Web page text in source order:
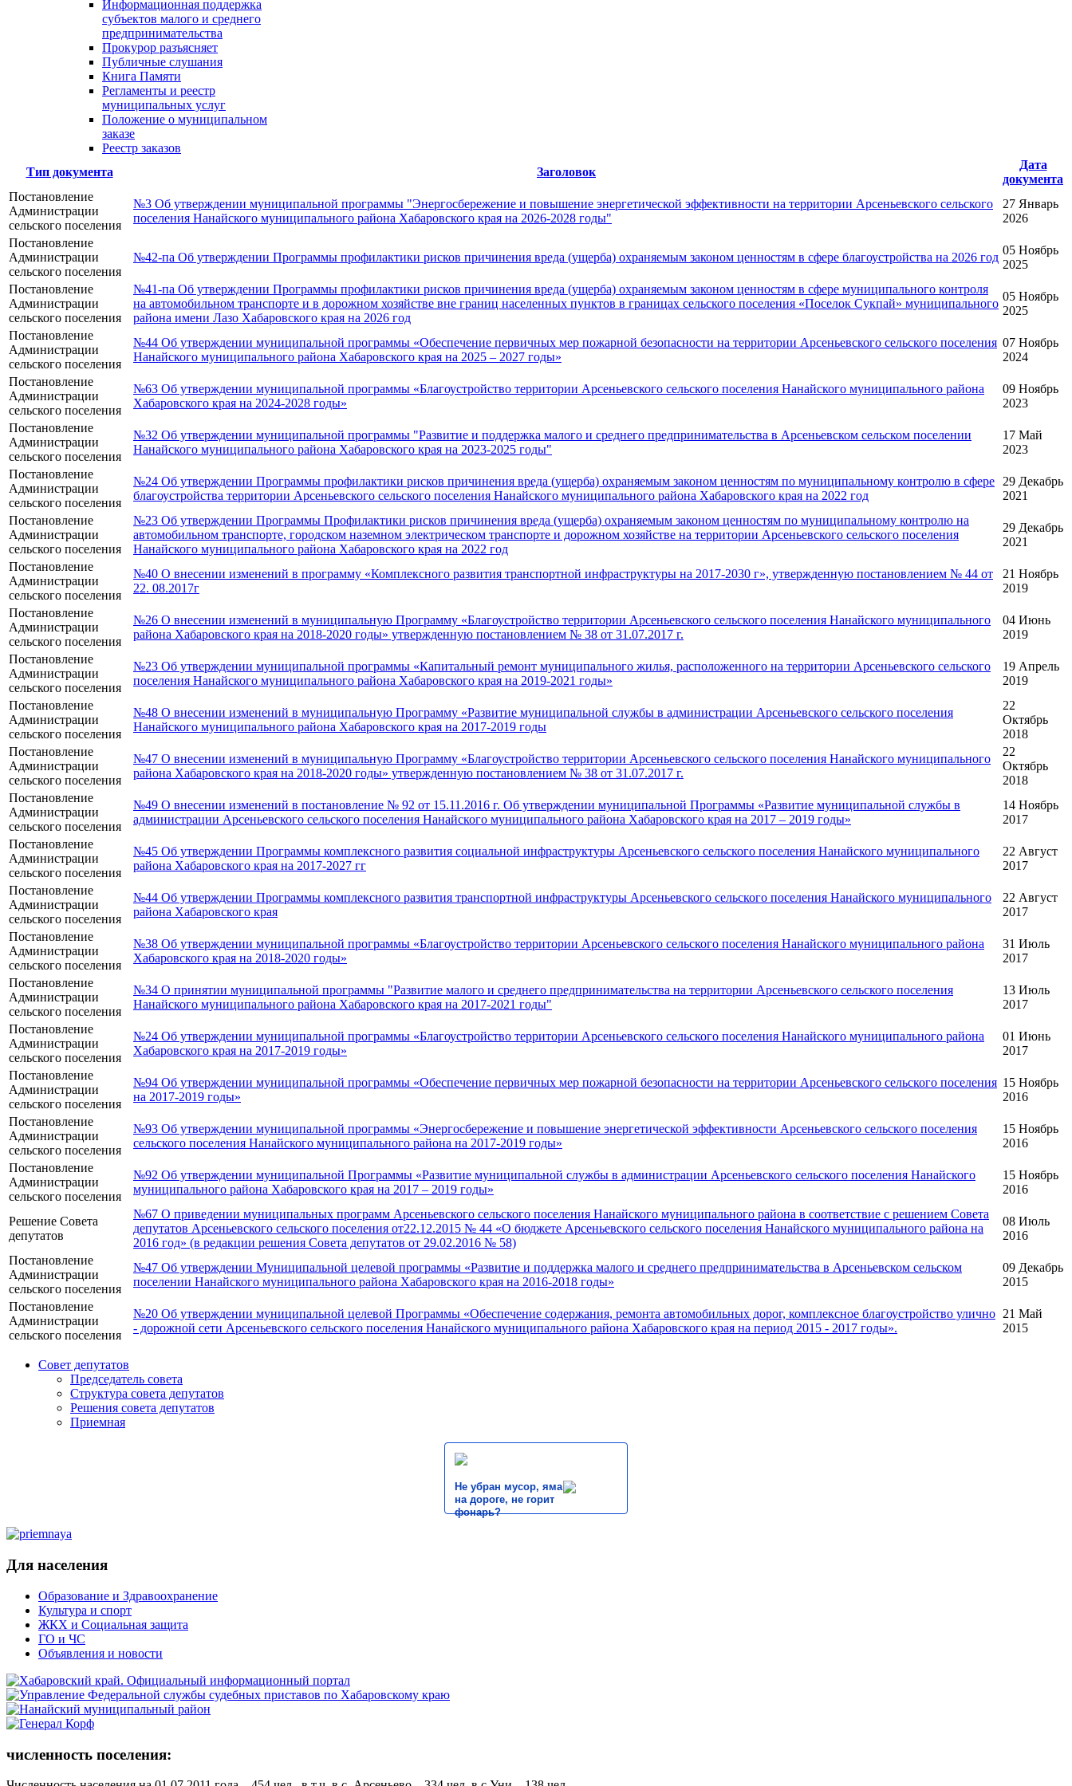
Информационная поддержка
субъектов малого и среднего
предпринимательства
Прокурор разъясняет
Публичные слушания
Книга Памяти
Регламенты и реестр
муниципальных услуг
Положение о муниципальном
заказе
Реестр заказов
Тип документа Заголовок
Дата
документа
Постановление
Администрации
сельского поселения
№3 Об утверждении муниципальной программы "Энергосбережение и повышение энергетической эффективности на территории Арсеньевского сельского
поселения Нанайского муниципального района Хабаровского края на 2026-2028 годы"
27 Январь
2026
Постановление
Администрации
сельского поселения
№42-па Об утверждении Программы профилактики рисков причинения вреда (ущерба) охраняемым законом ценностям в сфере благоустройства на 2026 год
05 Ноябрь
2025
Постановление
Администрации
сельского поселения
№41-па Об утверждении Программы профилактики рисков причинения вреда (ущерба) охраняемым законом ценностям в сфере муниципального контроля
на автомобильном транспорте и в дорожном хозяйстве вне границ населенных пунктов в границах сельского поселения «Поселок Сукпай» муниципального
района имени Лазо Хабаровского края на 2026 год
05 Ноябрь
2025
Постановление
Администрации
сельского поселения
№44 Об утверждении муниципальной программы «Обеспечение первичных мер пожарной безопасности на территории Арсеньевского сельского поселения
Нанайского муниципального района Хабаровского края на 2025 – 2027 годы»
07 Ноябрь
2024
Постановление
Администрации
сельского поселения
№63 Об утверждении муниципальной программы «Благоустройство территории Арсеньевского сельского поселения Нанайского муниципального района
Хабаровского края на 2024-2028 годы»
09 Ноябрь
2023
Постановление
Администрации
сельского поселения
№32 Об утверждении муниципальной программы "Развитие и поддержка малого и среднего предпринимательства в Арсеньевском сельском поселении
Нанайского муниципального района Хабаровского края на 2023-2025 годы"
17 Май
2023
Постановление
Администрации
сельского поселения
№24 Об утверждении Программы профилактики рисков причинения вреда (ущерба) охраняемым законом ценностям по муниципальному контролю в сфере
благоустройства территории Арсеньевского сельского поселения Нанайского муниципального района Хабаровского края на 2022 год
29 Декабрь
2021
Постановление
Администрации
сельского поселения
№23 Об утверждении Программы Профилактики рисков причинения вреда (ущерба) охраняемым законом ценностям по муниципальному контролю на
автомобильном транспорте, городском наземном электрическом транспорте и дорожном хозяйстве на территории Арсеньевского сельского поселения
Нанайского муниципального района Хабаровского края на 2022 год
29 Декабрь
2021
Постановление
Администрации
сельского поселения
№40 О внесении изменений в программу «Комплексного развития транспортной инфраструктуры на 2017-2030 г», утвержденную постановлением № 44 от
22. 08.2017г
21 Ноябрь
2019
Постановление
Администрации
сельского поселения
№26 О внесении изменений в муниципальную Программу «Благоустройство территории Арсеньевского сельского поселения Нанайского муниципального
района Хабаровского края на 2018-2020 годы» утвержденную постановлением № 38 от 31.07.2017 г.
04 Июнь
2019
Постановление
Администрации
сельского поселения
№23 Об утверждении муниципальной программы «Капитальный ремонт муниципального жилья, расположенного на территории Арсеньевского сельского
поселения Нанайского муниципального района Хабаровского края на 2019-2021 годы»
19 Апрель
2019
Постановление
Администрации
сельского поселения
№48 О внесении изменений в муниципальную Программу «Развитие муниципальной службы в администрации Арсеньевского сельского поселения
Нанайского муниципального района Хабаровского края на 2017-2019 годы
22
Октябрь
2018
Постановление
Администрации
сельского поселения
№47 О внесении изменений в муниципальную Программу «Благоустройство территории Арсеньевского сельского поселения Нанайского муниципального
района Хабаровского края на 2018-2020 годы» утвержденную постановлением № 38 от 31.07.2017 г.
22
Октябрь
2018
Постановление
Администрации
сельского поселения
№49 О внесении изменений в постановление № 92 от 15.11.2016 г. Об утверждении муниципальной Программы «Развитие муниципальной службы в
администрации Арсеньевского сельского поселения Нанайского муниципального района Хабаровского края на 2017 – 2019 годы»
14 Ноябрь
2017
Постановление
Администрации
сельского поселения
№45 Об утверждении Программы комплексного развития социальной инфраструктуры Арсеньевского сельского поселения Нанайского муниципального
района Хабаровского края на 2017-2027 гг
22 Август
2017
Постановление
Администрации
сельского поселения
№44 Об утверждении Программы комплексного развития транспортной инфраструктуры Арсеньевского сельского поселения Нанайского муниципального
района Хабаровского края
22 Август
2017
Постановление
Администрации
сельского поселения
№38 Об утверждении муниципальной программы «Благоустройство территории Арсеньевского сельского поселения Нанайского муниципального района
Хабаровского края на 2018-2020 годы»
31 Июль
2017
Постановление
Администрации
сельского поселения
№34 О принятии муниципальной программы "Развитие малого и среднего предпринимательства на территории Арсеньевского сельского поселения
Нанайского муниципального района Хабаровского края на 2017-2021 годы"
13 Июль
2017
Постановление
Администрации
сельского поселения
№24 Об утверждении муниципальной программы «Благоустройство территории Арсеньевского сельского поселения Нанайского муниципального района
Хабаровского края на 2017-2019 годы»
01 Июнь
2017
Постановление
Администрации
сельского поселения
№94 Об утверждении муниципальной программы «Обеспечение первичных мер пожарной безопасности на территории Арсеньевского сельского поселения
на 2017-2019 годы»
15 Ноябрь
2016
Постановление
Администрации
сельского поселения
№93 Об утверждении муниципальной программы «Энергосбережение и повышение энергетической эффективности Арсеньевского сельского поселения
сельского поселения Нанайского муниципального района на 2017-2019 годы»
15 Ноябрь
2016
Постановление
Администрации
сельского поселения
№92 Об утверждении муниципальной Программы «Развитие муниципальной службы в администрации Арсеньевского сельского поселения Нанайского
муниципального района Хабаровского края на 2017 – 2019 годы»
15 Ноябрь
2016
Решение Совета
депутатов
№67 О приведении муниципальных программ Арсеньевского сельского поселения Нанайского муниципального района в соответствие с решением Совета
депутатов Арсеньевского сельского поселения от22.12.2015 № 44 «О бюджете Арсеньевского сельского поселения Нанайского муниципального района на
2016 год» (в редакции решения Совета депутатов от 29.02.2016 № 58)
08 Июль
2016
Постановление
Администрации
сельского поселения
№47 Об утверждении Муниципальной целевой программы «Развитие и поддержка малого и среднего предпринимательства в Арсеньевском сельском
поселении Нанайского муниципального района Хабаровского края на 2016-2018 годы»
09 Декабрь
2015
Постановление
Администрации
сельского поселения
№20 Об утверждении муниципальной целевой Программы «Обеспечение содержания, ремонта автомобильных дорог, комплексное благоустройство улично
- дорожной сети Арсеньевского сельского поселения Нанайского муниципального района Хабаровского края на период 2015 - 2017 годы».
21 Май
2015
Совет депутатов
Председатель совета
Структура совета депутатов
Решения совета депутатов
Приемная
Не убран мусор, яма
на дороге, не горит
фонарь?
Для населения
Образование и Здравоохранение
Культура и спорт
ЖКХ и Социальная защита
ГО и ЧС
Объявления и новости
численность поселения: